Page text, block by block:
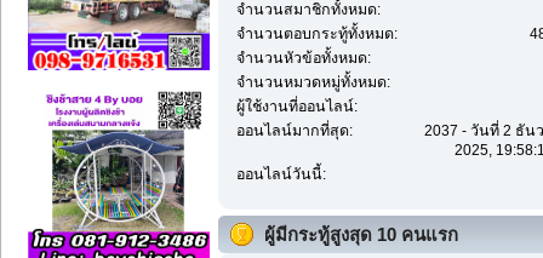
จำนวนสมาชิกทั้งหมด:
จำนวนตอบกระทู้ทั้งหมด:
จำนวนหัวข้อทั้งหมด:
จำนวนหมวดหมู่ทั้งหมด:
ผู้ใช้งานที่ออนไลน์:
ออนไลน์มากที่สุด:
2037 - วันที่ 2 ธัน
2025,
ออนไลน์วันนี้:
ผู้มีกระทู้สูงสุด 10 คนแรก